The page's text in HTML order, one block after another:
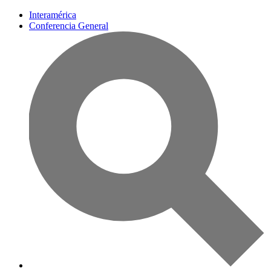
Interamérica
Conferencia General